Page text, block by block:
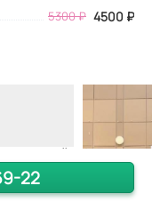
5300₽ 4500 ₽
22